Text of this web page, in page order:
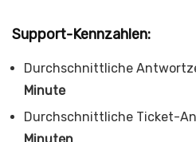
Support-Kennzahlen:
Durchschnittliche
Minute
Durchschnittliche Ticket-
Minuten